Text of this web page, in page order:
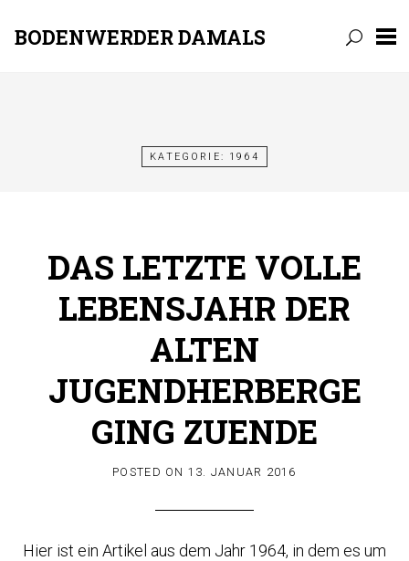
BODENWERDER DAMALS
KATEGORIE: 1964
DAS LETZTE VOLLE
LEBENSJAHR DER
ALTEN
JUGENDHERBERGE
GING ZUENDE
POSTED ON 13. JANUAR 2016
Hier ist ein Artikel aus dem Jahr 1964, in dem es um